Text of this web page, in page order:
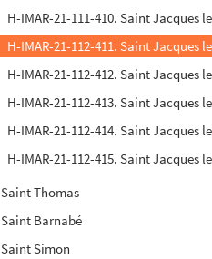
H-IMAR-21-111-410. Saint Jacques
H-IMAR-21-112-411. Saint Jacques
H-IMAR-21-112-412. Saint Jacques
H-IMAR-21-112-413. Saint Jacques
H-IMAR-21-112-414. Saint Jacques
H-IMAR-21-112-415. Saint Jacques
Saint Thomas
Saint Barnabé
Saint Simon